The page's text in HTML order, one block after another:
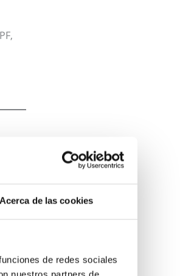
de las cookies
de redes sociales